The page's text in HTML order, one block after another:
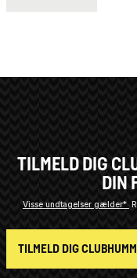
TILMELD DIG
DIN
Visse undtagelser gælder*
TILMELD DIG